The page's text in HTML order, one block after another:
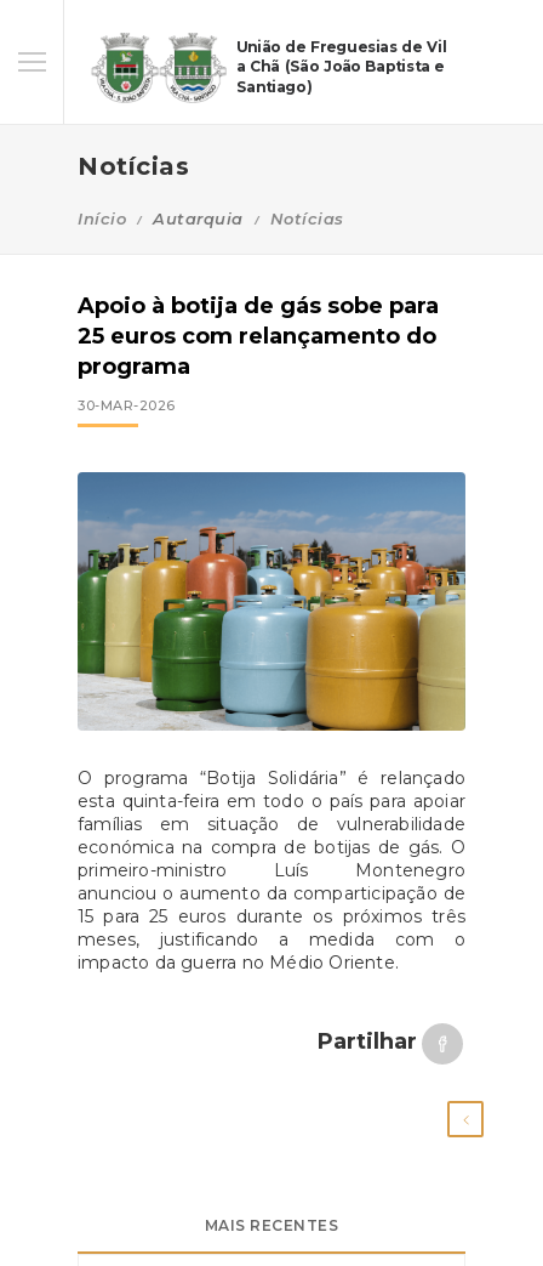
União de Freguesias de Vil
a Chã (São João Baptista e
Santiago)
Notícias
Início Autarquia Notícias
Apoio à botija de gás sobe para
25 euros com relançamento do
programa
30-MAR-2026
O programa “Botija Solidária” é relançado
esta quinta-feira em todo o país para apoiar
famílias em situação de vulnerabilidade
económica na compra de botijas de gás. O
primeiro-ministro Luís Montenegro
anunciou o aumento da comparticipação de
15 para 25 euros durante os próximos três
meses, justificando a medida com o
impacto da guerra no Médio Oriente.
Partilhar
MAIS RECENTES